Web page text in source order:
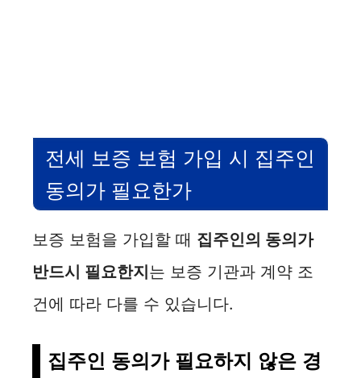
전세 보증 보험 가입 시 집주인
동의가 필요한가
보증 보험을 가입할 때 집주인의 동의가
반드시 필요한지는 보증 기관과 계약 조
건에 따라 다를 수 있습니다.
집주인 동의가 필요하지 않은 경